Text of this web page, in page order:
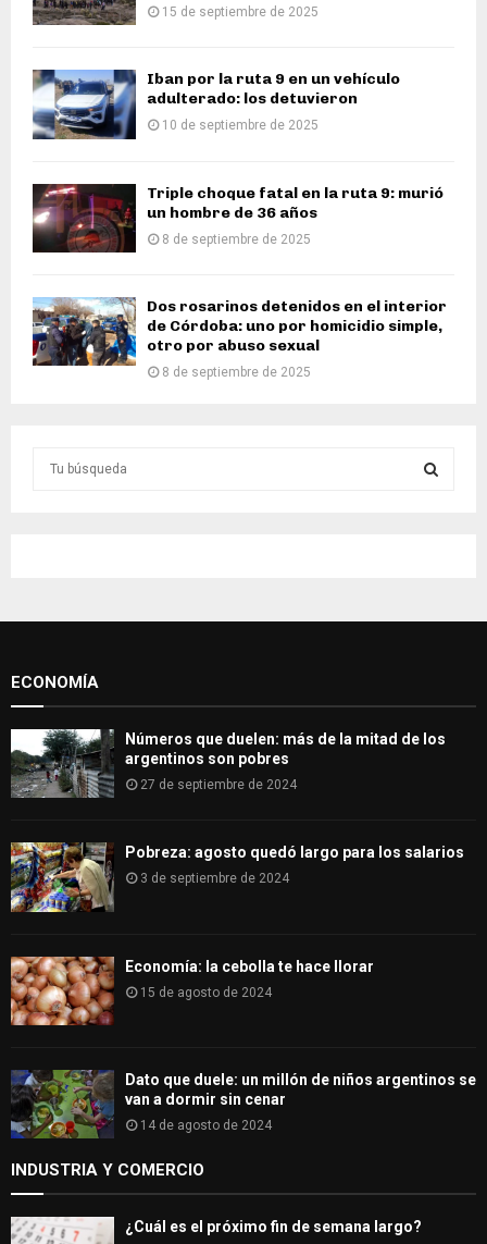
15 de septiembre de 2025
Iban por la ruta 9 en un vehículo
adulterado: los detuvieron
10 de septiembre de 2025
Triple choque fatal en la ruta 9: murió
un hombre de 36 años
8 de septiembre de 2025
Dos rosarinos detenidos en el interior
de Córdoba: uno por homicidio simple,
otro por abuso sexual
8 de septiembre de 2025
o
H
ECONOMÍA
Números que duelen: más de la mitad de los
argentinos son pobres
27 de septiembre de 2024
Pobreza: agosto quedó largo para los salarios
3 de septiembre de 2024
Economía: la cebolla te hace llorar
15 de agosto de 2024
Dato que duele: un millón de niños argentinos se
van a dormir sin cenar
14 de agosto de 2024
INDUSTRIA Y COMERCIO
¿Cuál es el próximo fin de semana largo?